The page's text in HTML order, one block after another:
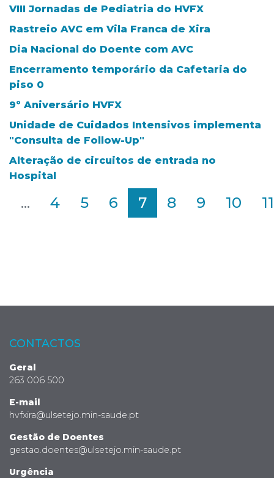
VIII Jornadas de Pediatria do HVFX
Rastreio AVC em Vila Franca de Xira
Dia Nacional do Doente com AVC
Encerramento temporário da Cafetaria do
piso 0
9º Aniversário HVFX
Unidade de Cuidados Intensivos implementa
"Consulta de Follow-Up"
Alteração de circuitos de entrada no
Hospital
... 4 5 6 7 8 9 10 11
CONTACTOS
Geral
263 006 500
E-mail
hvfxira@ulsetejo.min-saude.pt
Gestão de Doentes
gestao.doentes@ulsetejo.min-saude.pt
Urgência